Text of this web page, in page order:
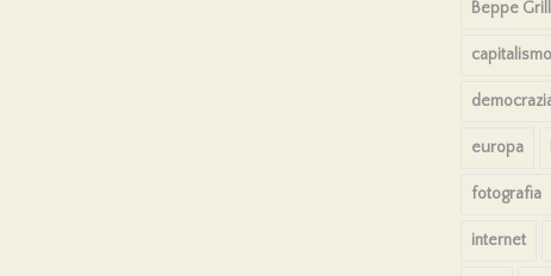
Beppe
capitalismo
europa
fotografia
internet